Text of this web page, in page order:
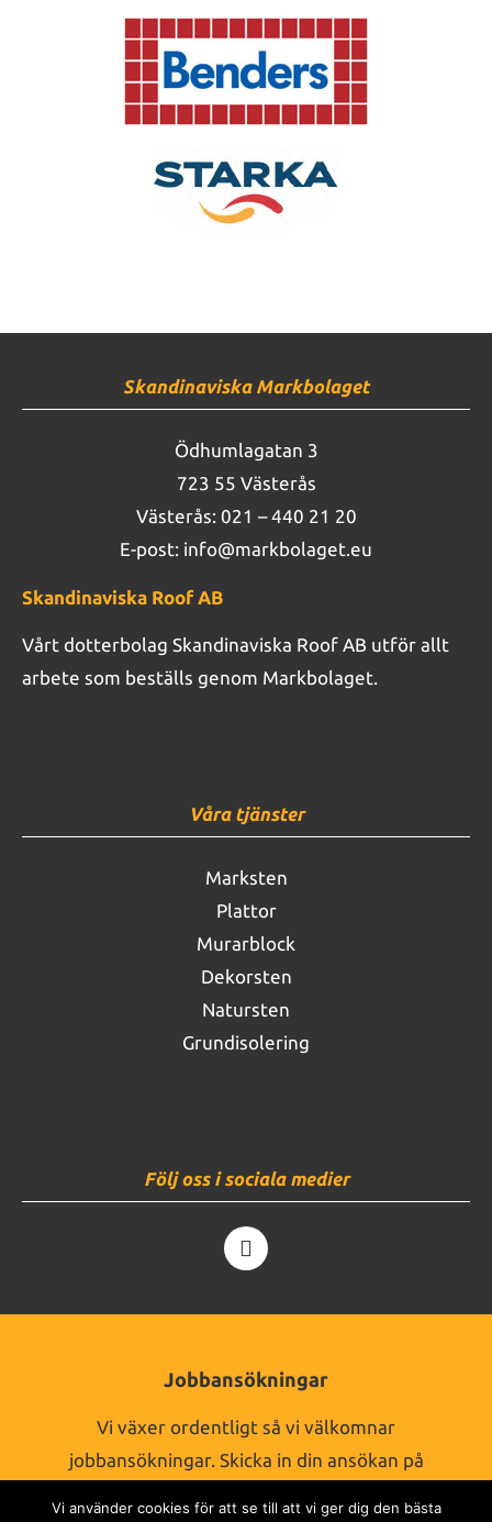
Skandinaviska Markbolaget
Ödhumlagatan 3
723 55 Västerås
Västerås: 021 – 440 21 20
E-post: info@markbolaget.eu
Skandinaviska Roof AB
Vårt dotterbolag Skandinaviska Roof AB utför allt
arbete som beställs genom Markbolaget.
Våra tjänster
Marksten
Plattor
Murarblock
Dekorsten
Natursten
Grundisolering
Följ oss i sociala medier
Jobbansökningar
Vi växer ordentligt så vi välkomnar
jobbansökningar. Skicka in din ansökan på
Vi använder cookies för att se till att vi ger dig den bästa